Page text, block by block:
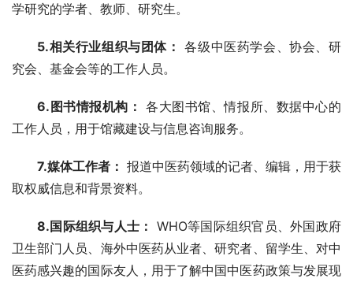
学研究的学者、教师、研究生。
5.相关行业组织与团体： 各级中医药学会、协会、研
究会、基金会等的工作人员。
6.图书情报机构： 各大图书馆、情报所、数据中心的
工作人员，用于馆藏建设与信息咨询服务。
7.媒体工作者： 报道中医药领域的记者、编辑，用于获
取权威信息和背景资料。
8.国际组织与人士： WHO等国际组织官员、外国政府
卫生部门人员、海外中医药从业者、研究者、留学生、对中
医药感兴趣的国际友人，用于了解中国中医药政策与发展现